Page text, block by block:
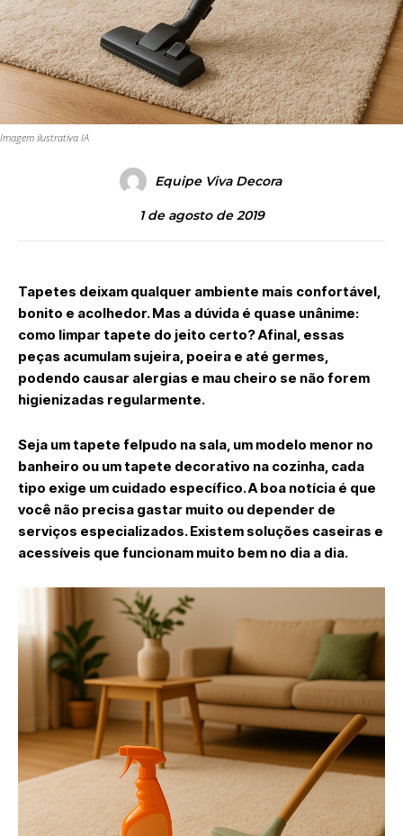
Imagem ilustrativa IA
Equipe Viva Decora
1 de agosto de 2019
Tapetes deixam qualquer ambiente mais confortável,
bonito e acolhedor. Mas a dúvida é quase unânime:
como limpar tapete do jeito certo?Afinal, essas
peças acumulam sujeira, poeira e até germes,
podendo causar alergias e mau cheiro se não forem
higienizadas regularmente.
Seja um tapete felpudo na sala, um modelo menor no
banheiro ou um tapete decorativo na cozinha, cada
tipo exige um cuidado específico. A boa notícia é que
você não precisa gastar muito ou depender de
serviços especializados. Existem soluções caseiras e
acessíveis que funcionam muito bem no dia a dia.